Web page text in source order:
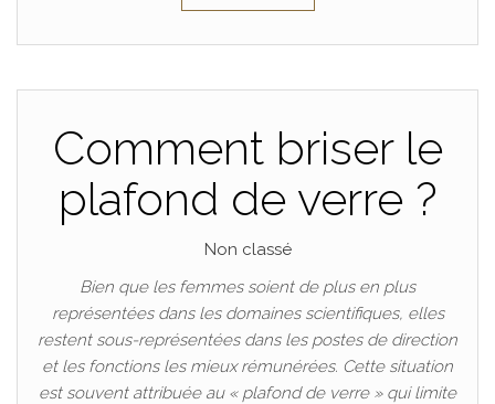
Comment briser le
plafond de verre ?
Non classé
Bien que les femmes soient de plus en plus
représentées dans les domaines scientifiques, elles
restent sous-représentées dans les postes de direction
et les fonctions les mieux rémunérées. Cette situation
est souvent attribuée au « plafond de verre » qui limite